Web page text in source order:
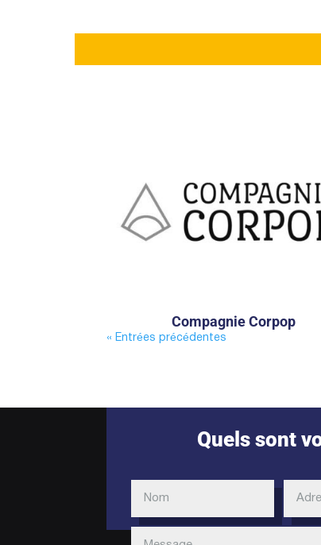
Compagnie Corpop
« Entrées précédentes
Quels sont